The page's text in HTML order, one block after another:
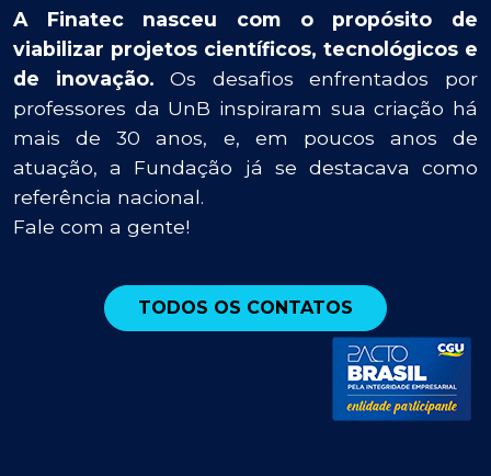
A Finatec nasceu com o propósito de
viabilizar projetos científicos, tecnológicos e
de inovação. Os desafios enfrentados por
professores da UnB inspiraram sua criação há
mais de 30 anos, e, em poucos anos de
atuação, a Fundação já se destacava como
referência nacional.
Fale com a gente!
TODOS OS CONTATOS